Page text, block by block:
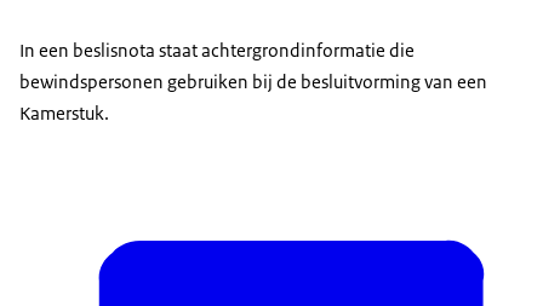
In een beslisnota staat achtergrondinformatie die
bewindspersonen gebruiken bij de besluitvorming van een
Kamerstuk.